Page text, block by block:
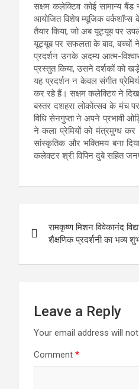
सक्षम कलेक्टिव कोई सामान्य बैंड
आयोजित विशेष म्यूजिक
तैयार किया, जो अब यूट्यूब पर
यूट्यूब पर सफलता के बाद, बच्चों
प्रदर्शन उनके अदम्य आत्म-
प्रस्तुत किया, उसने दर्शकों को
यह प्रदर्शन न केवल संगीत
कर रहे हैं। सक्षम कलेक्टिव ने
बस्तर दशहरा लोकोत्सव के मंच
विधि सेनगुप्ता ने अपने प्रभावी
ने कला प्रेमियों को मंत्रमुग्ध
सांस्कृतिक और भक्तिमय बना
कलेक्टर श्री विपिन दुबे सहित
navigation
रामकृष्ण मिशन विवेकानंद
शैक्षणिक प्रदर्शनी का भव्य
Leave a Reply
Your email address will
Comment *